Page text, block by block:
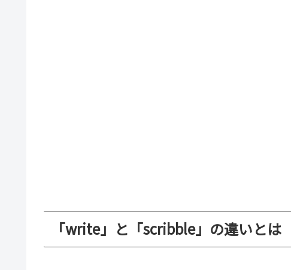
「write」と「scribble」の違いとは